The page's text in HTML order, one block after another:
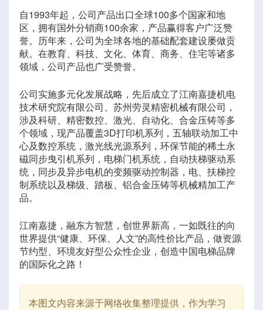
自1993年起，公司产品出口全球100多个国家和地
区，拥有国外分销商100余家，产品赢得客户广泛赞
誉。历年来，公司为全球各地的基础配套建设屡做贡
献。在教育、科技、文化、体育、商务、住宅等诸多
领域，公司产品也广受赞誉。
公司实施多元化发展战略，先后成立了江南嘉捷机电
技术研究院有限公司、苏州劳灵精密机械有限公司，
涉及科研、精密数控、激光、自动化、合金压铸等多
个领域，现产品覆盖3D打印机系列，五轴联动加工中
心及数控系统，激光线光源系列，环保节能的稀土永
磁同步曳引机系列，电梯门机系统，自动扶梯驱动系
统，同步及异步电机的变频驱动控制器，电、扶梯控
制系统以及梯级、踏板、铝合金压铸等机械精加工产
品。
江南嘉捷，融东方智慧，创世界新高，一如既往的向
世界提供“健康、环保、人文”的高性价比产品，做资源
节约型、环境友好型公众性企业，创造中国电梯品牌
的国际化之路！
本图文内容来源于网络收集整理提供，作为学习